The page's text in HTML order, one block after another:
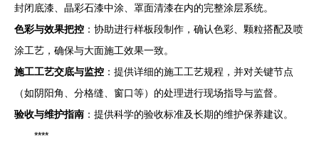
封闭底漆、晶彩石漆中涂、罩面清漆在内的完整涂层系统。
色彩与效果把控 ：协助进行样板段制作，确认色彩、颗粒搭配及喷
涂工艺，确保与大面施工效果一致。
施工工艺交底与监控 ：提供详细的施工工艺规程，并对关键节点
（如阴阳角、分格缝、窗口等）的处理进行现场指导与监督。
验收与维护指南 ：提供科学的验收标准及长期的维护保养建议。
****